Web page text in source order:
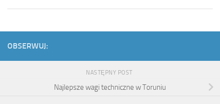
OBSERWUJ:
NASTĘPNY POST
Najlepsze wagi techniczne w Toruniu